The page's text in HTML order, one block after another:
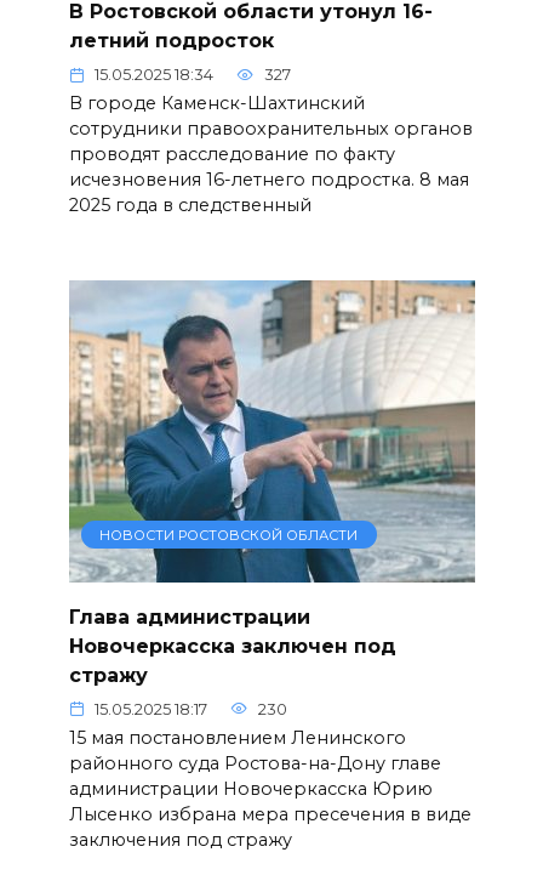
В Ростовской области утонул 16-
летний подросток
15.05.2025 18:34 327
В городе Каменск-Шахтинский
сотрудники правоохранительных органов
проводят расследование по факту
исчезновения 16-летнего подростка. 8 мая
2025 года в следственный
НОВОСТИ РОСТОВСКОЙ ОБЛАСТИ
Глава администрации
Новочеркасска заключен под
стражу
15.05.2025 18:17 230
15 мая постановлением Ленинского
районного суда Ростова-на-Дону главе
администрации Новочеркасска Юрию
Лысенко избрана мера пресечения в виде
заключения под стражу